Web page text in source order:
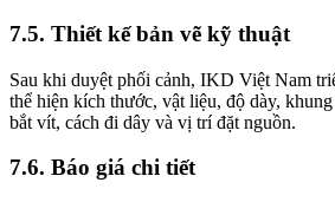
7.5. Thiết kế bản vẽ kỹ thuật
Sau khi duyệt phối cảnh, IKD Việt Nam
thể hiện kích thước, vật liệu, độ dày,
bắt vít, cách đi dây và vị trí đặt nguồn.
7.6. Báo giá chi tiết